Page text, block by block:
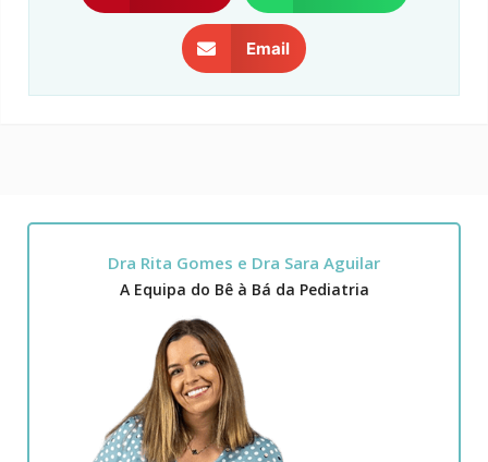
Email
Dra Rita Gomes e Dra Sara Aguilar
A Equipa do Bê à Bá da Pediatria